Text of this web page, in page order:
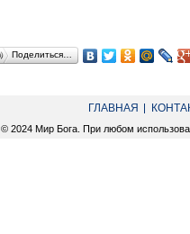
Поделиться…
ГЛАВНАЯ
© 2024 Мир Бога. При любом